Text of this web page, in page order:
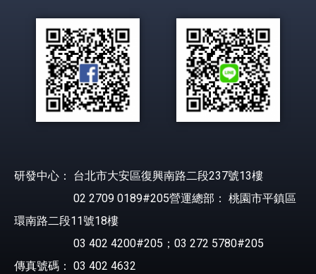
研發中心： 台北市大安區復興南路二段237號13樓
02 2709 0189#205營運總部： 桃園市平鎮區
環南路二段11號18樓
03 402 4200#205；03 272 5780#205
傳真號碼： 03 402 4632